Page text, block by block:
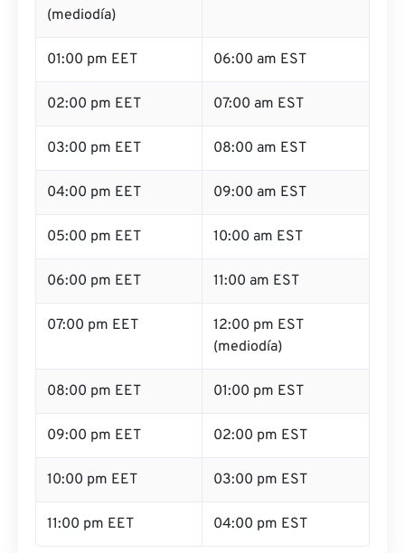
(mediodía)
01:00 pm EET 06:00 am EST
02:00 pm EET 07:00 am EST
03:00 pm EET 08:00 am EST
04:00 pm EET 09:00 am EST
05:00 pm EET 10:00 am EST
06:00 pm EET 11:00 am EST
07:00 pm EET
12:00 pm EST
(mediodía)
08:00 pm EET 01:00 pm EST
09:00 pm EET 02:00 pm EST
10:00 pm EET 03:00 pm EST
11:00 pm EET 04:00 pm EST